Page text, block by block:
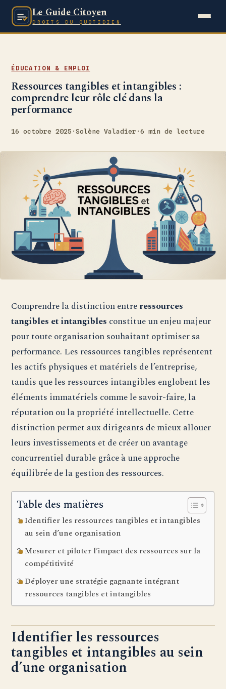
Le Guide Citoyen
DROITS DU QUOTIDIEN
ÉDUCATION & EMPLOI
Ressources tangibles et intangibles :
comprendre leur rôle clé dans la
performance
16 octobre 2025 ·Solène Valadier ·6 min de lecture
Comprendre la distinction entreressources
tangibles et intangibles constitue un enjeu majeur
pour toute organisation souhaitant optimiser sa
performance. Les ressources tangibles représentent
les actifs physiques et matériels de l’entreprise,
tandis que les ressources intangibles englobent les
éléments immatériels comme le savoir-faire, la
réputation ou la propriété intellectuelle. Cette
distinction permet aux dirigeants de mieux allouer
leurs investissements et de créer un avantage
concurrentiel durable grâce à une approche
équilibrée de la gestion des ressources.
Table des matières
Identifier les ressources tangibles et intangibles
au sein d’une organisation
Mesurer et piloter l’impact des ressources sur la
compétitivité
Déployer une stratégie gagnante intégrant
ressources tangibles et intangibles
Identifier les ressources
tangibles et intangibles au sein
d’une organisation